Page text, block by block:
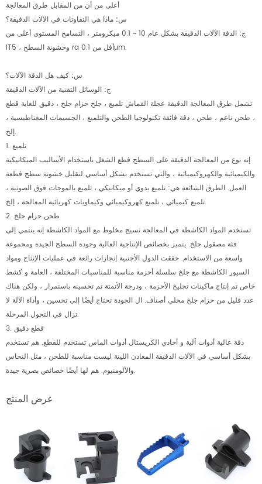
أعلى من أن من المقابل طرق المعالجة
س: ماذا هي التفاوتات في الآلات الدقيقة؟
ج:
الدقة الآلات الدقيقة بشكل عام 10 ~ 0.1 ميكرومتر ، التسامح المستوى أعلى من
IT5 ، وخشونة السطح ra أقل من 0.1μm.
س: كيف هل الدقة الآلات؟
ج: الوسائل التقنية من الآلات الدقيقة
تشمل طرق المعالجة الدقيقة عجلة القماش تلميع ، جلخ حزام جلخ ، دقيق للغاية قطع
، طحن ناعم ، طحن ، دقة فائقة تكنولوجيا الطحن والتلميع ، الجسيمات المغناطيسية ،
إلخ.
1. تلميع
إنه نوع من المعالجة الدقيقة على السطح قطع الشغل باستخدام الأساليب الميكانيكية
والكيميائية والكهروكيميائية ، والتي تستخدم بشكل أساسي لتقليل خشونة سطح قطعة
العمل. الطرق الشائعة هي: تلميع يدوي أو ميكانيكي ، تلميع بالموجات فوق الصوتية ،
تلميع كيميائي ، تلميع كهروكيميائي وكيماويات كهربائية المعالجة ، إلخ.
2. طحن حزام جلخ
تستخدم المواد الكاشطة في المعالجة نسيج مخلوط مع المواد الكاشطة إنه ينتمي إلى
فئة مصقول جلخ. يتميز بخصائص الإنتاجية العالية وجودة السطح الجيدة ومجموعة
واسعة من الاستخدام. حققت الدول الأجنبية إنجازات رائعة في عمليات الإنتاج ومواد
السيور الكاشطة مع جلخ سلسلة أحزمة مناسبة للمناسبات المختلفة ، العامة و كشط
خاص تم إنتاج ماكينات تجليخ الأحزمة ، ودرجة الأتمتة تم تحسينه باستمرار ، ولكن هناك
عدد قليل من حزام جلخ محلي أصناف. ال الجودة تحتاج أيضًا إلى تحسين ، وأداة الآلة لا
تزال في التحول المرحلة.
3. قطع دقيق
دقة عالية أدوات آلية و أحادي الكريستال أدوات الماس تستخدم للقطع. هم تستخدم
بشكل أساسي في الآلات الدقيقة المعادن اللينة ليست مناسبة للطحن ، مثل النحاس
والألومنيوم. هم لها أيضًا خصائص بصرية جيدة.
عرض المنتج